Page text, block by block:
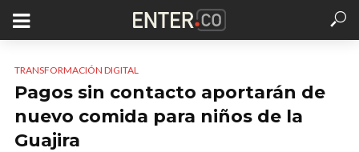
TRANSFORMACIÓN DIGITAL
Pagos sin contacto aportarán de
nuevo comida para niños de la
Guajira